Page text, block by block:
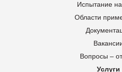
Испытание
Области
Вопросы –
Услуги